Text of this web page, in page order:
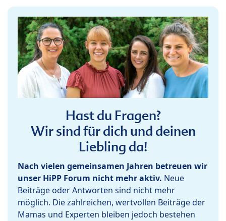
Hast du Fragen?
Wir sind für dich und deinen
Liebling da!
Nach vielen gemeinsamen Jahren betreuen wir
unser HiPP Forum nicht mehr aktiv. Neue
Beiträge oder Antworten sind nicht mehr
möglich. Die zahlreichen, wertvollen Beiträge der
Mamas und Experten bleiben jedoch bestehen